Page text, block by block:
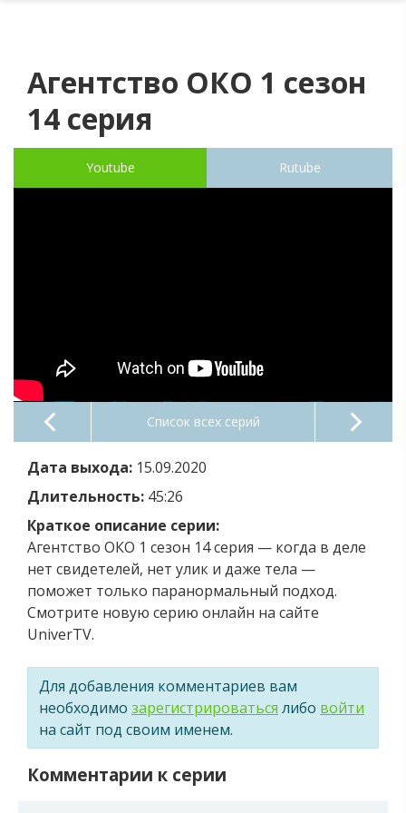
Агентство ОКО 1 сезон
14 серия
Youtube Rutube
Список всех серий
Дата выхода: 15.09.2020
Длительность: 45:26
Краткое описание серии:
Агентство ОКО 1 сезон 14 серия — когда в деле
нет свидетелей, нет улик и даже тела —
поможет только паранормальный подход.
Смотрите новую серию онлайн на сайте
UniverTV.
Для добавления комментариев вам
необходимо зарегистрироваться либо войти
на сайт под своим именем.
Комментарии к серии